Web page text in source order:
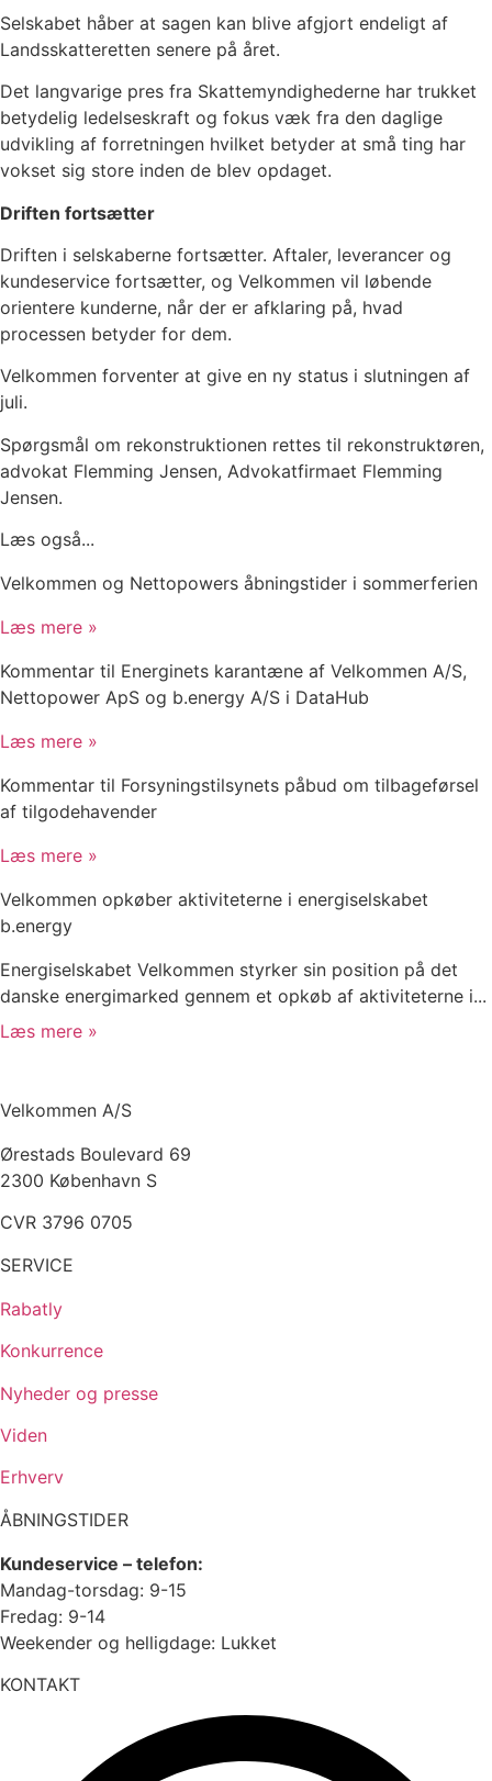
Selskabet håber at sagen kan blive afgjort endeligt af
Landsskatteretten senere på året.
Det langvarige pres fra Skattemyndighederne har trukket
betydelig ledelseskraft og fokus væk fra den daglige
udvikling af forretningen hvilket betyder at små ting har
vokset sig store inden de blev opdaget.
Driften fortsætter
Driften i selskaberne fortsætter. Aftaler, leverancer og
kundeservice fortsætter, og Velkommen vil løbende
orientere kunderne, når der er afklaring på, hvad
processen betyder for dem.
Velkommen forventer at give en ny status i slutningen af
juli.
Spørgsmål om rekonstruktionen rettes til rekonstruktøren,
advokat Flemming Jensen, Advokatfirmaet Flemming
Jensen.
Læs også...
Velkommen og Nettopowers åbningstider i sommerferien
Læs mere »
Kommentar til Energinets karantæne af Velkommen A/S,
Nettopower ApS og b.energy A/S i DataHub
Læs mere »
Kommentar til Forsyningstilsynets påbud om tilbageførsel
af tilgodehavender
Læs mere »
Velkommen opkøber aktiviteterne i energiselskabet
b.energy
Energiselskabet Velkommen styrker sin position på det
danske energimarked gennem et opkøb af aktiviteterne i...
Læs mere »
Velkommen A/S
Ørestads Boulevard 69
2300 København S
CVR 3796 0705
SERVICE
Rabatly
Konkurrence
Nyheder og presse
Viden
Erhverv
ÅBNINGSTIDER
Kundeservice – telefon:
Mandag-torsdag: 9-15
Fredag: 9-14
Weekender og helligdage: Lukket
KONTAKT